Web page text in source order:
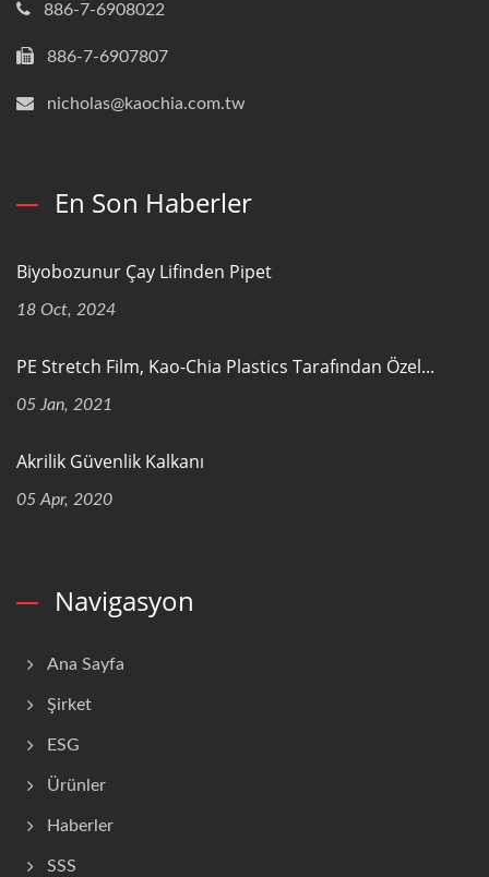
886-7-6908022
886-7-6907807
nicholas@kaochia.com.tw
En Son Haberler
Biyobozunur Çay Lifinden Pipet
18 Oct, 2024
PE Stretch Film, Kao-Chia Plastics Tarafından Özel...
05 Jan, 2021
Akrilik Güvenlik Kalkanı
05 Apr, 2020
Navigasyon
Ana Sayfa
Şirket
ESG
Ürünler
Haberler
SSS